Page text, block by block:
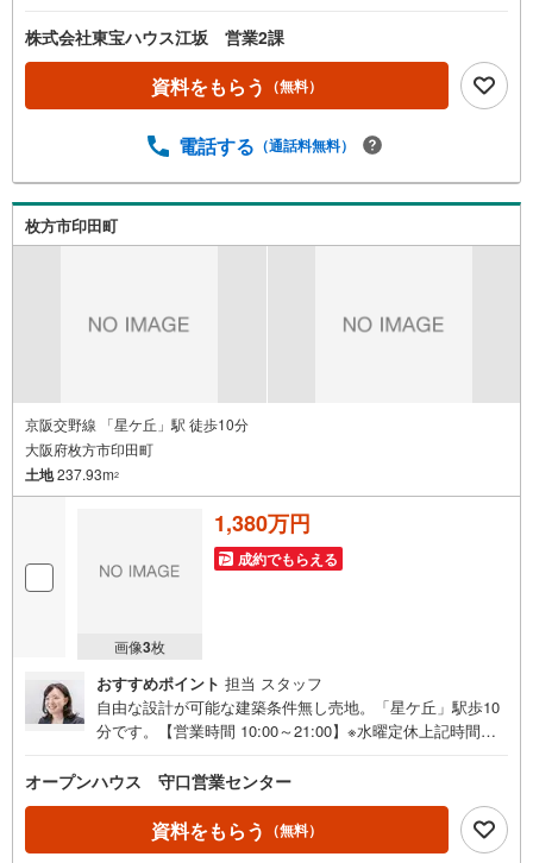
こそ、そのベースはシンプルであるべきだと思う。なぜな
ら、時の流れで人の好みは変わっていくものだから。■ご予
約いただくとご見学がスムーズです！【営業時間9:00～21:
00】ご見学希望のお客様:右上の「室内・現地を見学する」
料をもらう」をクリックして下さい。【東宝ハウス江坂の
ポイント】（1）不動産のご提案から資金計画・ライフシミ
ュレーションのご相談・無理のないライフプラン、提携に
よる低金利住宅ローンのご提案、購入前に知る「購入後の
家族の生活」を「未来カレンダー」で見える化します。
フ化、効果的な生命保険の見直し、繰り上げ返済の効果的
株式会社東宝ハウス江坂 営業2課
資料をもらう （無料）
電話する （通話料無料）
枚方市印田町
京阪交野線 「星ケ丘」駅 徒歩10分
大阪府枚方市印田町
土地237.93m2
画像3枚
1,380万円
成約でもらえる
おすすめポイント 担当 スタッフ
自由な設計が可能な建築条件無し売地。「星ケ丘」駅歩10
分です。【営業時間 10:00～21:00】※水曜定休上記時間は
絡ください！現地を見学される場合は「室内・現地を見学
する（無料）」ボタンよりご希望の日時をご記入いただけ
ますとスムーズにご案内が可能です。◎現地のご案内につ
いて・平日や夜遅い時間帯もご案内が可能 ※定休日を除
オープンハウス 守口営業センター
資料をもらう （無料）